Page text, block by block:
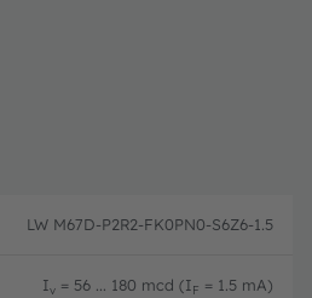
LW M67D-P2R2-FK0PN0-S6Z6-1.5
Iv = 56 ... 180 mcd (IF = 1.5 mA)